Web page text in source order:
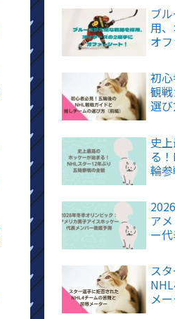
ブ
用
オ
初
観
選び
史
る
輪
ア
ー
ス
メ